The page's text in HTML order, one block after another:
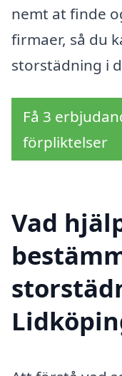
nemt at finde
firmaer, så du
storstädning i
Få 3
förpliktelser
Vad